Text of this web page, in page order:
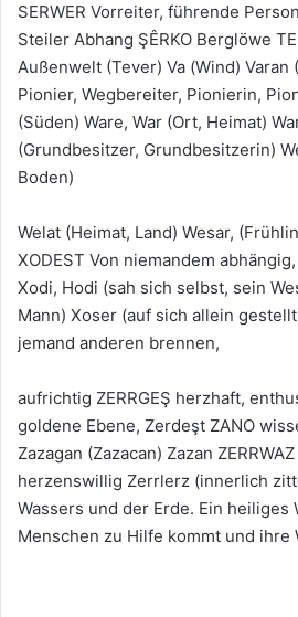
SERWER Vorreiter, führende
Steiler Abhang ŞÊRKO Berglöwe
Außenwelt (Tever) Va (Wind) Varan
Pionier, Wegbereiter, Pionierin,
(Süden) Ware, War (Ort, Heimat)
(Grundbesitzer, Grundbesitzerin)
Boden)
Welat (Heimat, Land) Wesar,
XODEST Von niemandem
Xodi, Hodi (sah sich selbst, sein
Mann) Xoser (auf sich allein
jemand anderen brennen,
aufrichtig ZERRGEŞ herzhaft,
goldene Ebene, Zerdeşt ZANO
Zazagan (Zazacan) Zazan
herzenswillig Zerrlerz (innerlich
Wassers und der Erde. Ein heiliges
Menschen zu Hilfe kommt und ihre